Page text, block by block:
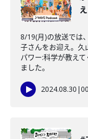
8/19(月)の放送では
子さんをお迎え。久
パワー:科学が教え
ました。
2024.08.30 |